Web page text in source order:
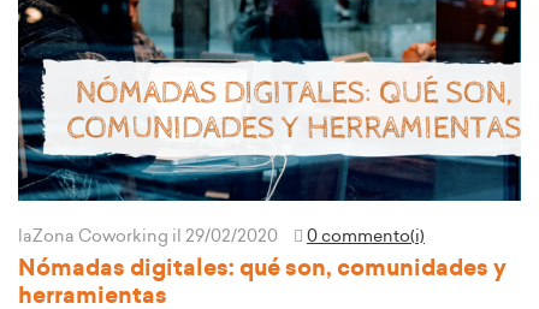
laZona Coworking il 29/02/2020 0 commento(i)
Nómadas digitales: qué son, comunidades y
herramientas